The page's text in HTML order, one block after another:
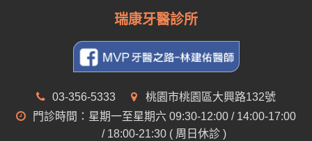
瑞康牙醫診所
03-356-5333
桃園市桃園區大興路132號
門診時間：星期一至星期六 09:30-12:00 / 14:00-17:00
/ 18:00-21:30 ( 周日休診 )